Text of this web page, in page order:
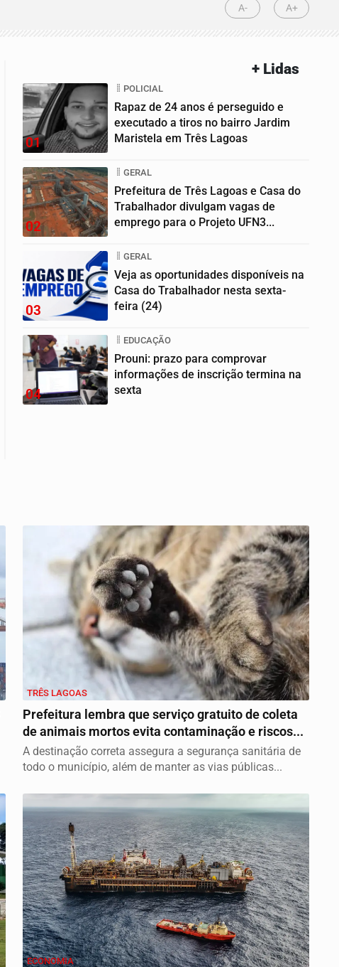
A- A+
+ Lidas
01
POLICIAL
Rapaz de 24 anos é perseguido e
executado a tiros no bairro Jardim
Maristela em Três Lagoas
02
GERAL
Prefeitura de Três Lagoas e Casa do
Trabalhador divulgam vagas de
emprego para o Projeto UFN3...
03
GERAL
Veja as oportunidades disponíveis na
Casa do Trabalhador nesta sexta-
feira (24)
04
EDUCAÇÃO
Prouni: prazo para comprovar
informações de inscrição termina na
sexta
TRÊS LAGOAS
Prefeitura lembra que serviço gratuito de coleta
de animais mortos evita contaminação e riscos...
A destinação correta assegura a segurança sanitária de
todo o município, além de manter as vias públicas...
ECONOMIA